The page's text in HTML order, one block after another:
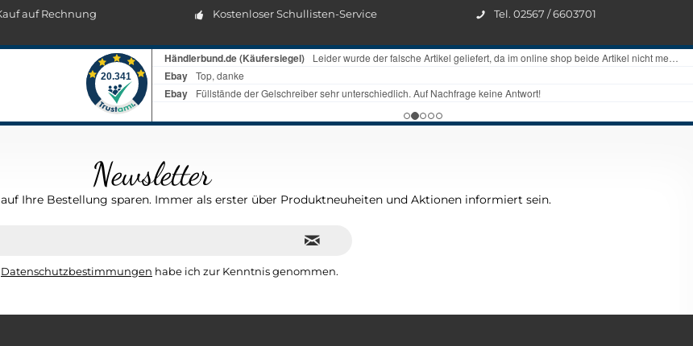
auf Rechnung Kostenloser Schullisten-Service Tel. 02567 / 6603701
Newsletter
Ihre Bestellung sparen. Immer als erster über Produktneuheiten und Aktionen informiert sein.
Datenschutzbestimmungen habe ich zur Kenntnis genommen.